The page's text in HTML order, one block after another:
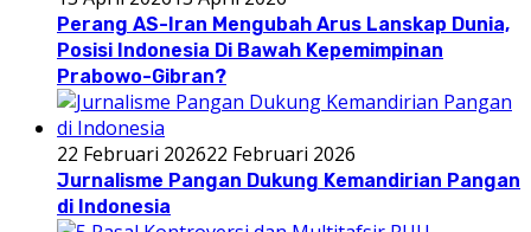
Perang AS-Iran Mengubah Arus Lanskap Dunia,
Posisi Indonesia Di Bawah Kepemimpinan
Prabowo-Gibran?
22 Februari 202622 Februari 2026
Jurnalisme Pangan Dukung Kemandirian Pangan
di Indonesia